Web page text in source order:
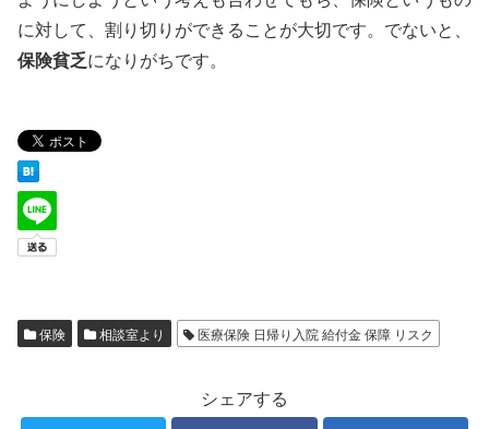
に対して、割り切りができることが大切です。でないと、
保険貧乏になりがちです。
保険 相談室より 医療保険 日帰り入院 給付金 保障 リスク
シェアする